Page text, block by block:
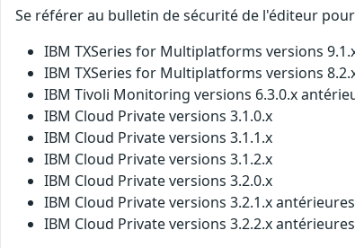
Se référer au bulletin de sécurité de l'éditeur
IBM TXSeries for Multiplatforms versions
IBM TXSeries for Multiplatforms versions
IBM Tivoli Monitoring versions 6.3.0.x
IBM Cloud Private versions 3.1.0.x
IBM Cloud Private versions 3.1.1.x
IBM Cloud Private versions 3.1.2.x
IBM Cloud Private versions 3.2.0.x
IBM Cloud Private versions 3.2.1.x
IBM Cloud Private versions 3.2.2.x